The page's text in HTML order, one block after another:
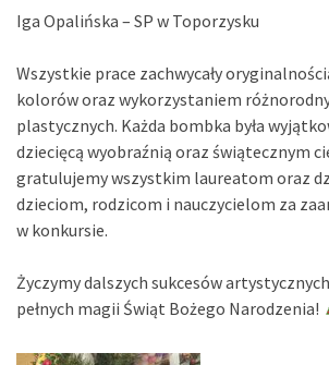
Iga Opalińska – SP w Toporzysku
Wszystkie prace zachwycały
kolorów oraz wykorzystaniem
plastycznych. Każda bombka była
dziecięcą wyobraźnią oraz świątecznym
gratulujemy wszystkim laureatom oraz
dzieciom, rodzicom i nauczycielom za
w konkursie.
Życzymy dalszych sukcesów
pełnych magii Świąt Bożego Narodzenia!